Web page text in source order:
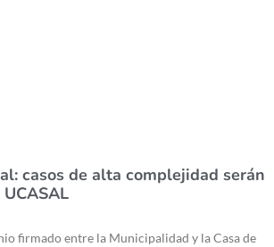
casos de alta complejidad serán
firmado entre la Municipalidad y la Casa de